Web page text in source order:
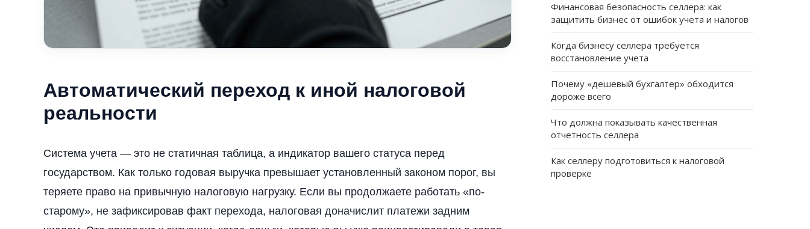
Автоматический переход к иной налоговой
реальности
Система учета — это не статичная таблица, а индикатор вашего статуса перед
государством. Как только годовая выручка превышает установленный законом порог, вы
теряете право на привычную налоговую нагрузку. Если вы продолжаете работать «по-
старому», не зафиксировав факт перехода, налоговая доначислит платежи задним
Финансовая безопасность селлера: как
защитить бизнес от ошибок учета и налогов
Когда бизнесу селлера требуется
восстановление учета
Почему «дешевый бухгалтер» обходится
дороже всего
Что должна показывать качественная
отчетность селлера
Как селлеру подготовиться к налоговой
проверке